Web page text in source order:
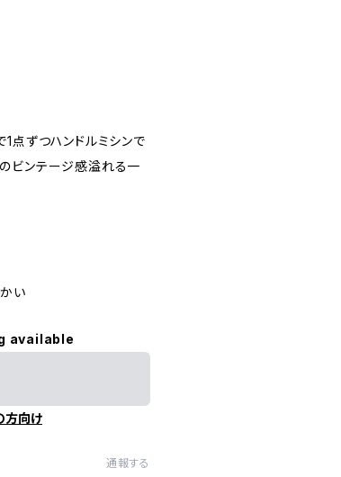
点ずつハンドルミシンで
ビンテージ感溢れる一
い
available
方向け
通報する